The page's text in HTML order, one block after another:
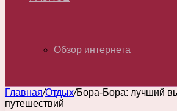
Обзор интернета
Главная/Отдых/Бора-Бора: лучший
путешествий